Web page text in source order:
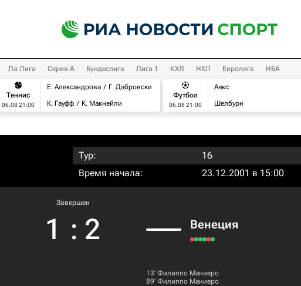
Ла Лига Серия А Бундеслига Лига 1 КХЛ НХЛ Евролига НБА
Теннис
06.08 21:00
Е. Александрова
Г. Дабровски
К. Гауфф
К. Макнейли
Футбол
06.08 21:00
Аякс
Шелбурн
Тур:
16
Время начала:
23.12.2001 в 15:00
Завершен
1 : 2 Венеция
13‎’‎ Филиппо Маниеро
89‎’‎ Филиппо Маниеро